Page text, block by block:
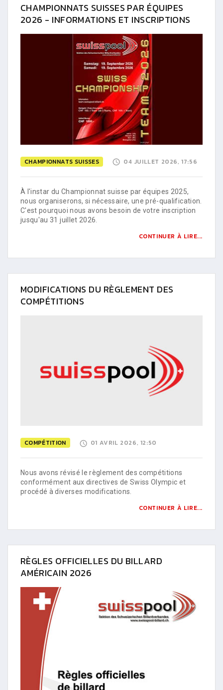
CHAMPIONNATS SUISSES PAR ÉQUIPES
2026 - INFORMATIONS ET INSCRIPTIONS
CHAMPIONNATS SUISSES 04 JUILLET 2026, 17:56
À l'instar du Championnat suisse par équipes 2025,
nous organiserons, si nécessaire, une pré-qualification.
C'est pourquoi nous avons besoin de votre inscription
jusqu'au 31 juillet 2026.
CONTINUER À LIRE...
MODIFICATIONS DU RÈGLEMENT DES
COMPÉTITIONS
COMPÉTITION 01 AVRIL 2026, 12:50
Nous avons révisé le règlement des compétitions
conformément aux directives de Swiss Olympic et
procédé à diverses modifications.
CONTINUER À LIRE...
RÈGLES OFFICIELLES DU BILLARD
AMÉRICAIN 2026